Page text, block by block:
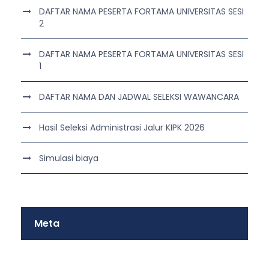
DAFTAR NAMA PESERTA FORTAMA UNIVERSITAS SESI
2
DAFTAR NAMA PESERTA FORTAMA UNIVERSITAS SESI
1
DAFTAR NAMA DAN JADWAL SELEKSI WAWANCARA
Hasil Seleksi Administrasi Jalur KIPK 2026
Simulasi biaya
Meta